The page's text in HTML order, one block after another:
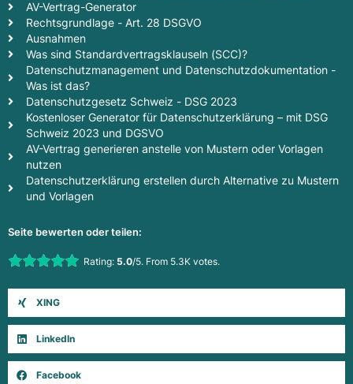
AV-Vertrag-Generator
Rechtsgrundlage - Art. 28 DSGVO
Ausnahmen
Was sind Standardvertragsklauseln (SCC)?
Datenschutzmanagement und Datenschutzdokumentation -
Was ist das?
Datenschutzgesetz Schweiz - DSG 2023
Kostenloser Generator für Datenschutzerklärung – mit DSG
Schweiz 2023 und DGSVO
AV-Vertrag generieren anstelle von Mustern oder Vorlagen
nutzen
Datenschutzerklärung erstellen durch Alternative zu Mustern
und Vorlagen
Seite bewerten oder teilen:
Rate this item:Rating: 5.0/5. From 5.3K votes.
XING
LinkedIn
Facebook